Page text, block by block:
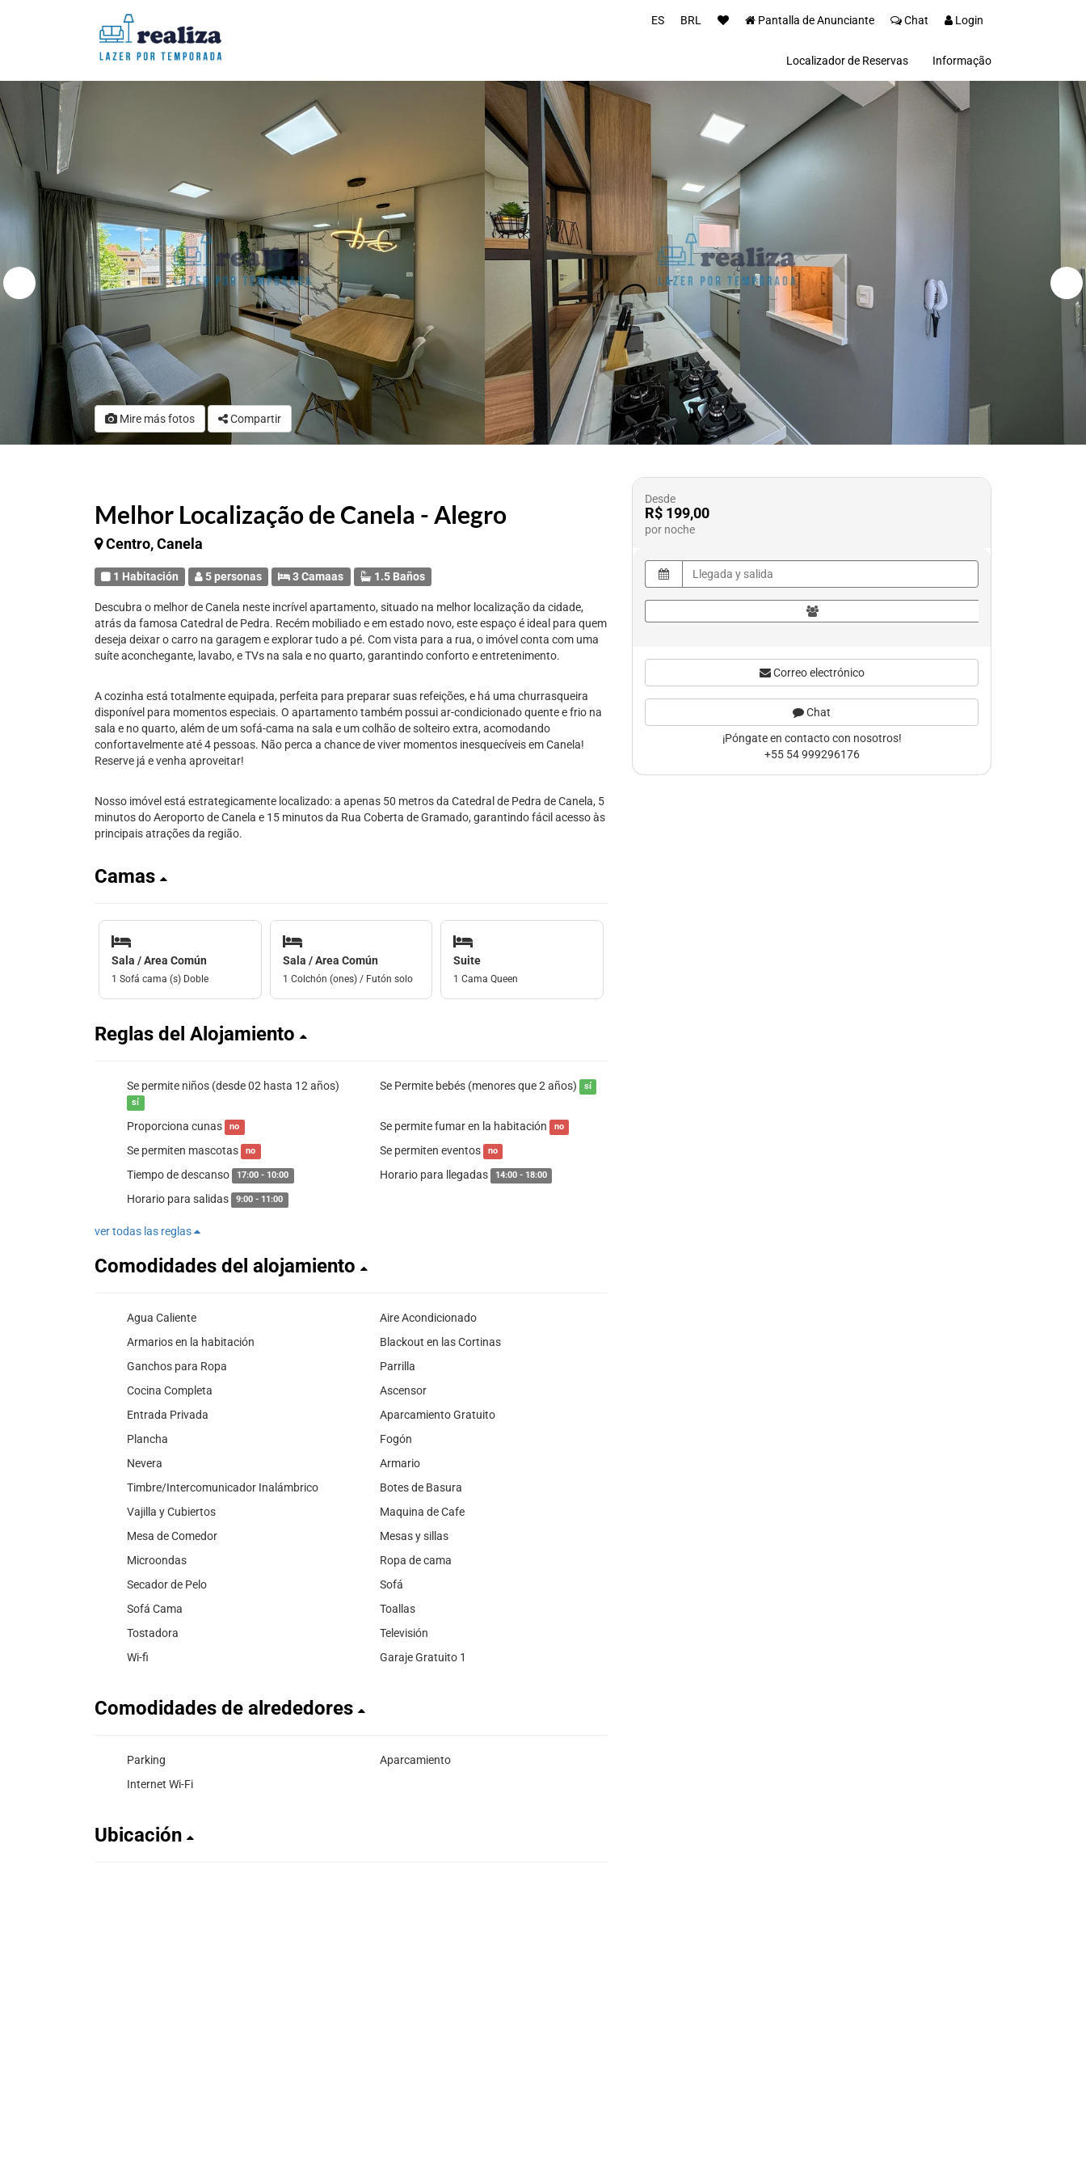
ES BRL Pantalla de Anunciante Chat Login
Localizador de Reservas Informação
Sobre nos
Invista na Serra
Mire más fotos Compartir
Melhor Localização de Canela - Alegro
Centro, Canela
1 Habitación 5 personas 3 Camaas 1.5 Baños
Descubra o melhor de Canela neste incrível apartamento, situado na melhor localização da cidade,
atrás da famosa Catedral de Pedra. Recém mobiliado e em estado novo, este espaço é ideal para quem
deseja deixar o carro na garagem e explorar tudo a pé. Com vista para a rua, o imóvel conta com uma
suíte aconchegante, lavabo, e TVs na sala e no quarto, garantindo conforto e entretenimento.
A cozinha está totalmente equipada, perfeita para preparar suas refeições, e há uma churrasqueira
disponível para momentos especiais. O apartamento também possui ar-condicionado quente e frio na
sala e no quarto, além de um sofá-cama na sala e um colhão de solteiro extra, acomodando
confortavelmente até 4 pessoas. Não perca a chance de viver momentos inesquecíveis em Canela!
Reserve já e venha aproveitar!
Nosso imóvel está estrategicamente localizado: a apenas 50 metros da Catedral de Pedra de Canela, 5
minutos do Aeroporto de Canela e 15 minutos da Rua Coberta de Gramado, garantindo fácil acesso às
principais atrações da região.
Camas
Sala / Area Común
1 Sofá cama (s) Doble
Sala / Area Común
1 Colchón (ones) / Futón solo
Suite
1 Cama Queen
Reglas del Alojamiento
Se permite niños (desde 02 hasta 12 años)
sí
Se Permite bebés (menores que 2 años) sí
Proporciona cunas no Se permite fumar en la habitación no
Se permiten mascotas no Se permiten eventos no
Tiempo de descanso 17:00 - 10:00 Horario para llegadas 14:00 - 18:00
Horario para salidas 9:00 - 11:00
ver todas las reglas
Comodidades del alojamiento
Agua Caliente
Aire Acondicionado
Armarios en la habitación
Blackout en las Cortinas
Ganchos para Ropa
Parrilla
Cocina Completa
Ascensor
Entrada Privada
Aparcamiento Gratuito
Plancha
Fogón
Nevera
Armario
Timbre/Intercomunicador Inalámbrico
Botes de Basura
Vajilla y Cubiertos
Maquina de Cafe
Mesa de Comedor
Mesas y sillas
Microondas
Ropa de cama
Secador de Pelo
Sofá
Sofá Cama
Toallas
Tostadora
Televisión
Wi-fi
Garaje Gratuito 1
Comodidades de alrededores
Parking
Aparcamiento
Internet Wi-Fi
Ubicación
Desde
R$ 199,00
por noche
Correo electrónico
Chat
¡Póngate en contacto con nosotros!
+55 54 999296176